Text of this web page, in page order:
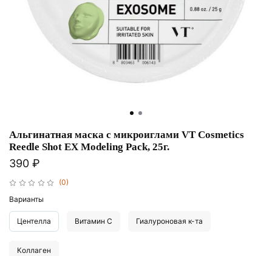
(0)
Альгинатная маска с микроиглами VT Cosmetics
Reedle Shot EX Modeling Pack, 25г.
390 ₽
Варианты
Центелла Витамин С Гиалуроновая к-та
Коллаген